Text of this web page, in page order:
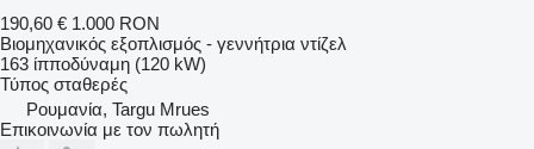
190,60 € 1.000 RON
Βιομηχανικός εξοπλισμός - γεννήτρια ντίζελ
163 ίπποδύναμη (120 kW)
Τύπος σταθερές
Ρουμανία, Targu Mrues
Επικοινωνία με τον πωλητή